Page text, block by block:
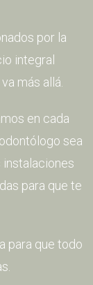
por la
integral
más allá.
en cada
sea
instalaciones
para que te
para que todo